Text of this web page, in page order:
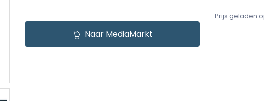
Naar MediaMarkt
Prijs geladen